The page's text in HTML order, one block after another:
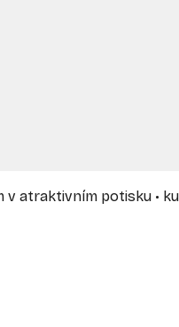
v atraktivním potisku •